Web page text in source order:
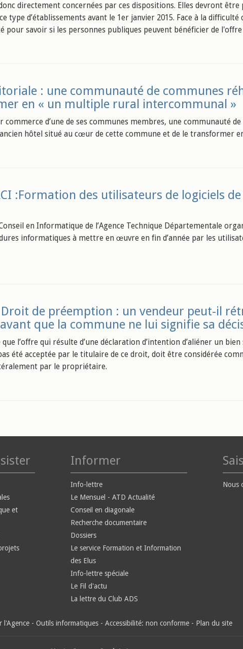
directement concernées par ces dispositions. Elles devront être
type d’établissements avant le 1er janvier 2015. Face à la difficulté
pour savoir si les personnes publiques peuvent bénéficier de
: une communauté de communes
en « un multiple rural intercommunal »
d’une de ses communes membres, une communauté
ancien hôtel situé au cœur de cette commune et de le transformer
:Formation des utilisateurs de logiciels
Conseil en Informatique de l’Agence Technique Départementale
informatiques à mettre en œuvre en fin d’année par les
Droit de préemption : un vendeur peut-il
que la commune ne lui signifie sa
l’offre qui résulte d’une déclaration d’intention d’aliéner un
été acceptée par le titulaire de ce droit, doit être considérée
par le propriétaire.
et
Informer
Info-lettre
Le Mensuel - ATD Actualité
Conseil en diagonale
Recherche documentaire
Dossiers
Le service Formation et Information
des Elus
Info-lettre spéciale
Le Fil d'actu
La lettre du Club ADS
Nous
l'Agence - Outils informatiques - Accessibilité: non conforme - Plan du site